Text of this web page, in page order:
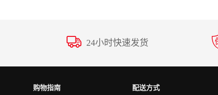
24小时快速发货
购物指南 配送方式